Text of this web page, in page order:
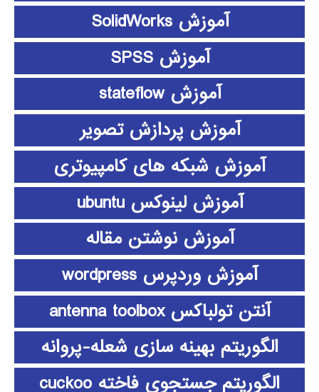
آموزش SolidWorks
آموزش SPSS
آموزش stateflow
آموزش پردازش تصویر
آموزش شبکه های کامپیوتری
آموزش لینوکس ubuntu
آموزش نوشتن مقاله
آموزش وردپرس wordpress
آنتن تولباکس antenna toolbox
الگوریتم بهینه سازی شعله-پروانه
الگوریتم جستجوی فاخته cuckoo